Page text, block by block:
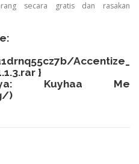
secara gratis dan rasakan
Accentize_
}
Kuyhaa Me
)